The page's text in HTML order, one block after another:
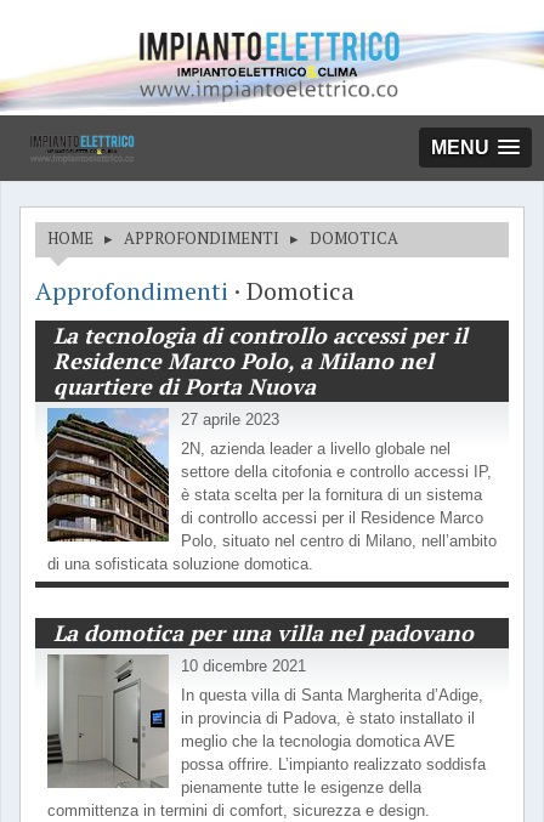
MENU
HOME ▸ APPROFONDIMENTI ▸ DOMOTICA
Approfondimenti · Domotica
La tecnologia di controllo accessi per il
Residence Marco Polo, a Milano nel
quartiere di Porta Nuova
27 aprile 2023
2N, azienda leader a livello globale nel
settore della citofonia e controllo accessi IP,
è stata scelta per la fornitura di un sistema
di controllo accessi per il Residence Marco
Polo, situato nel centro di Milano, nell’ambito
di una sofisticata soluzione domotica.
La domotica per una villa nel padovano
10 dicembre 2021
In questa villa di Santa Margherita d’Adige,
in provincia di Padova, è stato installato il
meglio che la tecnologia domotica AVE
possa offrire. L’impianto realizzato soddisfa
pienamente tutte le esigenze della
committenza in termini di comfort, sicurezza e design.